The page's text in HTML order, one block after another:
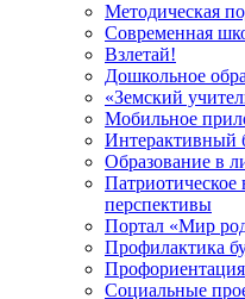
Методическая
Современная
Взлетай!
Дошкольное
«Земский
Мобильное
Интерактивный
Образование в
перспективы
Портал «Мир
Профилактика
Профориентация
Социальные